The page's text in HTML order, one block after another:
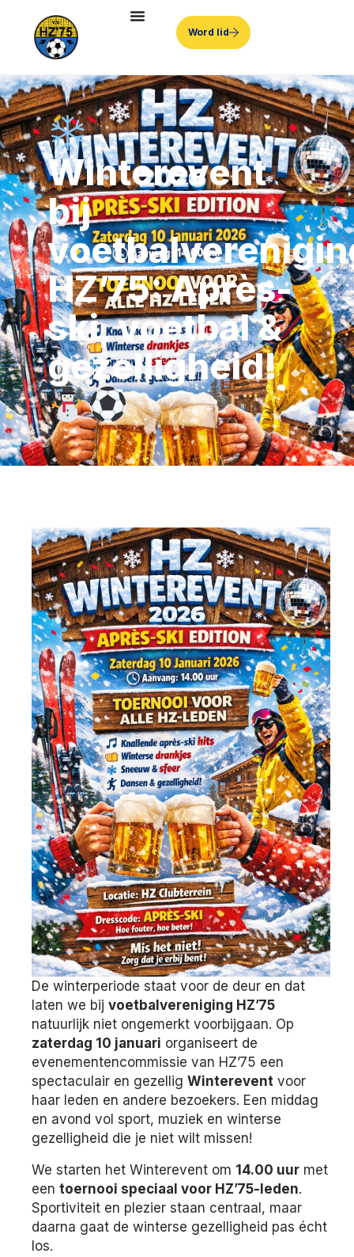
Word lid
Winterevent
bij
HZ’75: Après-
ski, voetbal &
gezelligheid!
De winterperiode staat voor de deur en dat
laten we bij voetbalvereniging HZ’75
natuurlijk niet ongemerkt voorbijgaan. Op
zaterdag 10 januari organiseert de
evenementencommissie van HZ’75 een
spectaculair en gezellig Winterevent voor
haar leden en andere bezoekers. Een middag
en avond vol sport, muziek en winterse
gezelligheid die je niet wilt missen!
We starten het Winterevent om 14.00 uur met
een toernooi speciaal voor HZ’75-leden.
Sportiviteit en plezier staan centraal, maar
daarna gaat de winterse gezelligheid pas écht
los.